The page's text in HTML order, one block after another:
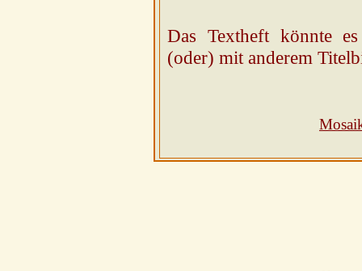
Das Textheft könnte
(oder) mit anderem